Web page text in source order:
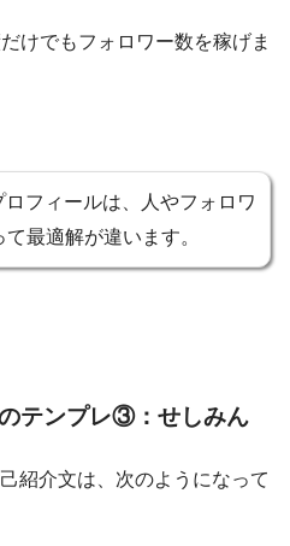
けでもフォロワー数を稼げま
ロフィールは、人やフォロワ
最適解が違います。
テンプレ③：せしみん
紹介文は、次のようになって